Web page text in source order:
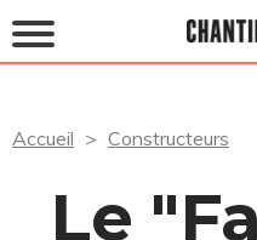
Accueil Constructeurs
Le